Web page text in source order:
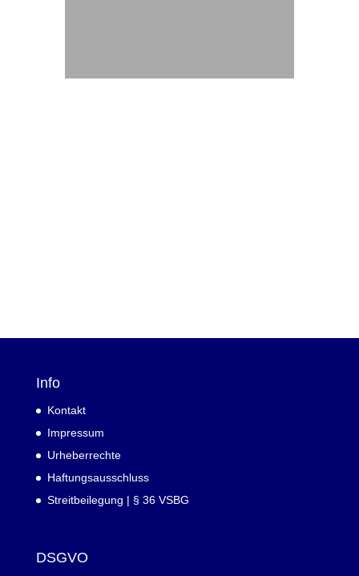
Info
Kontakt
Impressum
Urheberrechte
Haftungsausschluss
Streitbeilegung | § 36 VSBG
DSGVO